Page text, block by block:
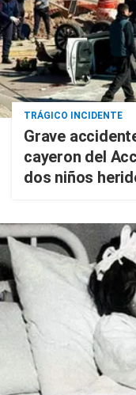
TRÁGICO INCIDENTE
Grave
cayeron del
dos niños